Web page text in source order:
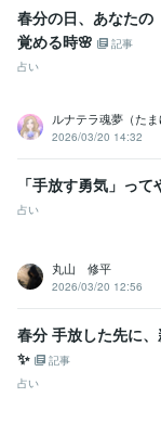
得意分野
占い エネルギーク
仕事、恋愛、お金
スピリチュアル 根
春分の日、あなたの
覚める時🌸
記事
占い
ルナテラ魂夢（たま
2026/03/20 14:32
「手放す勇気」って
占い
丸山 修平
2026/03/20 12:56
春分 手放した先に
✨
記事
占い